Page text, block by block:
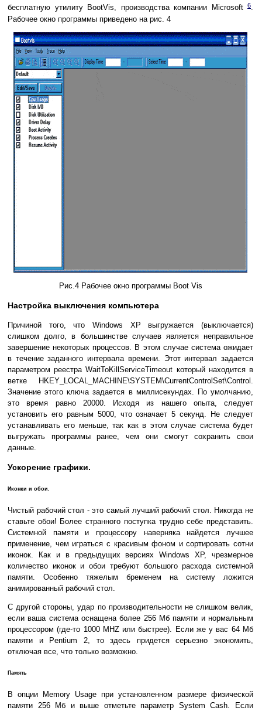
бесплатную утилиту BootVis, производства компании Microsoft 6.
Рабочее окно программы приведено на рис. 4
Рис.4 Рабочее окно программы Boot Vis
Настройка выключения компьютера
Причиной того, что Windows XP выгружается (выключается)
слишком долго, в большинстве случаев является неправильное
завершение некоторых процессов. В этом случае система ожидает
в течение заданного интервала времени. Этот интервал задается
параметром реестра WaitToKillServiceTimeout который находится в
ветке HKEY_LOCAL_MACHINE\SYSTEM\CurrentControlSet\Control.
Значение этого ключа задается в миллисекундах. По умолчанию,
это время равно 20000. Исходя из нашего опыта, следует
установить его равным 5000, что означает 5 секунд. Не следует
устанавливать его меньше, так как в этом случае система будет
выгружать программы ранее, чем они смогут сохранить свои
данные.
Ускорение графики.
Иконки и обои.
Чистый рабочий стол - это самый лучший рабочий стол. Никогда не
ставьте обои! Более странного поступка трудно себе представить.
Системной памяти и процессору наверняка найдется лучшее
применение, чем играться с красивым фоном и сортировать сотни
иконок. Как и в предыдущих версиях Windows XP, чрезмерное
количество иконок и обои требуют большого расхода системной
памяти. Особенно тяжелым бременем на систему ложится
анимированный рабочий стол.
С другой стороны, удар по производительности не слишком велик,
если ваша система оснащена более 256 Мб памяти и нормальным
процессором (где-то 1000 MHZ или быстрее). Если же у вас 64 Мб
памяти и Pentium 2, то здесь придется серьезно экономить,
отключая все, что только возможно.
Память
В опции Memory Usage при установленном размере физической
памяти 256 Мб и выше отметьте параметр System Cash. Если